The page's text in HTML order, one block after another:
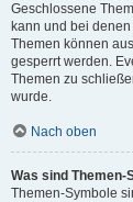
Geschlossene
kann und bei
Themen können
gesperrt werden.
Themen zu
wurde.
Nach oben
Was sind Themen-
Themen-Symbole